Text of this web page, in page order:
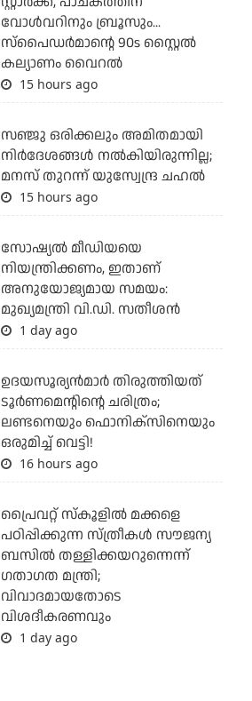
വോള്‍വറിനും ബ്രൂസും...
സ്‌പൈഡര്‍മാന്റെ 90s സ്റ്റൈല്‍
കല്യാണം വൈറല്‍
15 hours ago
സഞ്ജു ഒരിക്കലും അമിതമായി
നിര്‍ദേശങ്ങള്‍ നല്‍കിയിരുന്നില്ല;
മനസ് തുറന്ന് യുസ്വേന്ദ്ര ചഹല്‍
15 hours ago
സോഷ്യല്‍ മീഡിയയെ
നിയന്ത്രിക്കണം, ഇതാണ്
അനുയോജ്യമായ സമയം:
മുഖ്യമന്ത്രി വി.ഡി. സതീശന്‍
1 day ago
ഉദയസൂര്യന്‍മാര്‍ തിരുത്തിയത്
ടൂര്‍ണമെന്റിന്റെ ചരിത്രം;
ലണ്ടനെയും ഫൊനിക്‌സിനെയും
ഒരുമിച്ച് വെട്ടി!
16 hours ago
പ്രൈവറ്റ് സ്‌കൂളില്‍ മക്കളെ
പഠിപ്പിക്കുന്ന സ്ത്രീകള്‍ സൗജന്യ
ബസില്‍ തള്ളിക്കയറുന്നെന്ന്
ഗതാഗത മന്ത്രി;
വിവാദമായതോടെ
വിശദീകരണവും
1 day ago